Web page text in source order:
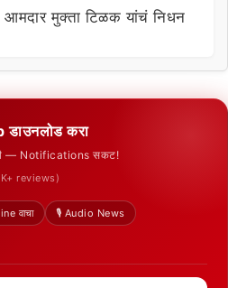
मुक्ता टिळक यांचं निधन
डाउनलोड करा
— Notifications सकट!
reviews)
वाचा
🎙️ Audio News